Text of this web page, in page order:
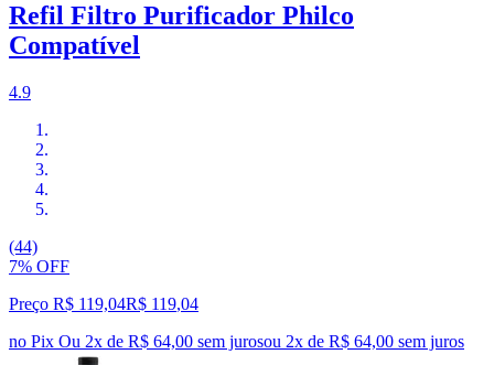
Refil Filtro Purificador Philco
Compatível
4.9
(44)
7% OFF
Preço R$ 119,04R$ 119,04
no Pix Ou 2x de R$ 64,00 sem jurosou 2x de R$ 64,00 sem juros